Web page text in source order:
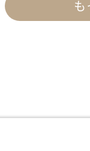
も